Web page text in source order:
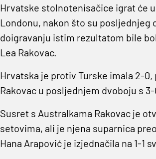
Hrvatske stolnotenisačice igrat će
Londonu, nakon što su posljednjeg
doigravanju istim rezultatom bile
Lea Rakovac.
Hrvatska je protiv Turske imala 2-
Rakovac u posljednjem dvoboju s
Susret s Australkama Rakovac je
setovima, ali je njena suparnica
Hana Arapović je izjednačila na 1-1